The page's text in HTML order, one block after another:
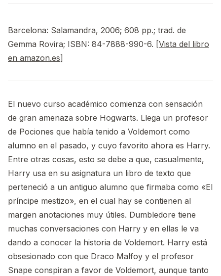
Barcelona: Salamandra, 2006; 608 pp.; trad. de
Gemma Rovira; ISBN: 84-7888-990-6. [Vista del libro
en amazon.es]
El nuevo curso académico comienza con sensación
de gran amenaza sobre Hogwarts. Llega un profesor
de Pociones que había tenido a Voldemort como
alumno en el pasado, y cuyo favorito ahora es Harry.
Entre otras cosas, esto se debe a que, casualmente,
Harry usa en su asignatura un libro de texto que
perteneció a un antiguo alumno que firmaba como «El
príncipe mestizo», en el cual hay se contienen al
margen anotaciones muy útiles. Dumbledore tiene
muchas conversaciones con Harry y en ellas le va
dando a conocer la historia de Voldemort. Harry está
obsesionado con que Draco Malfoy y el profesor
Snape conspiran a favor de Voldemort, aunque tanto